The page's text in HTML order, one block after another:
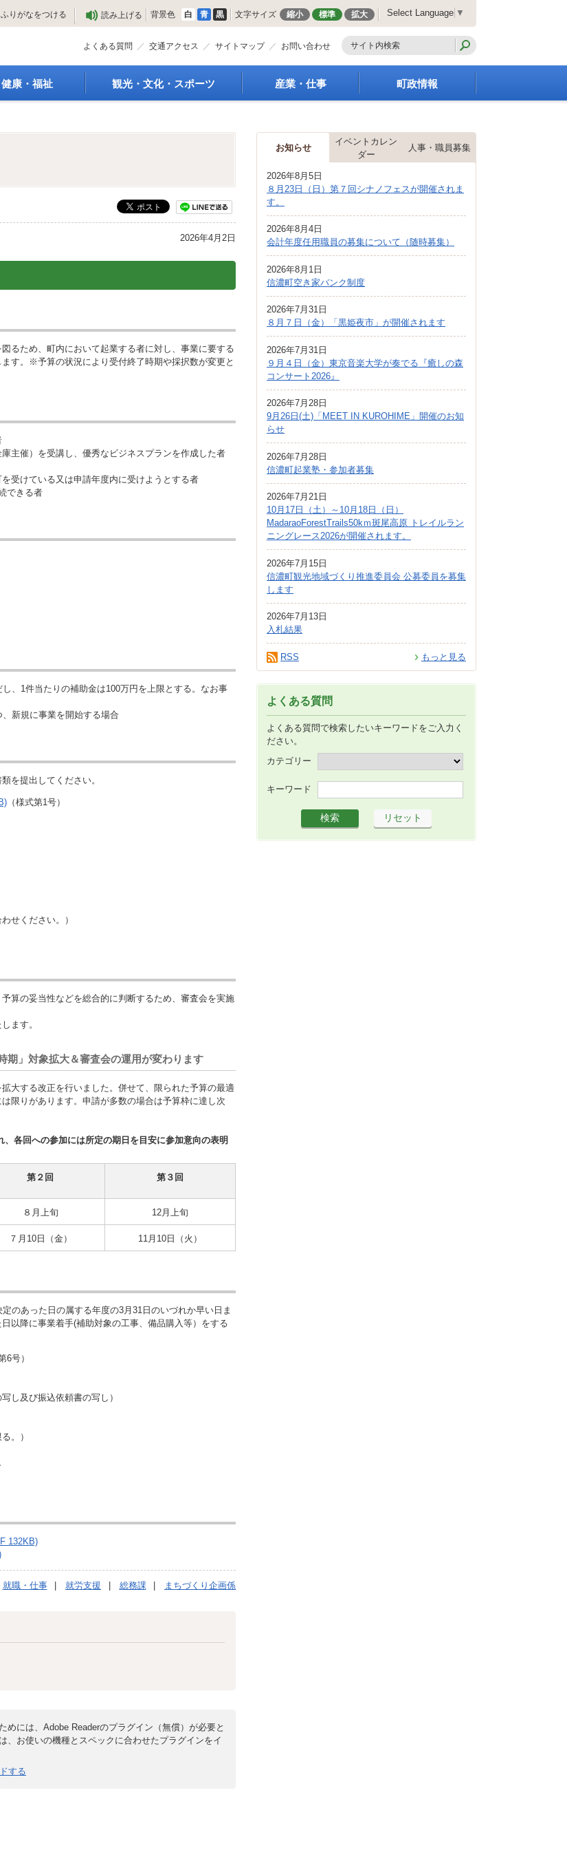
ふりがなをつける 読み上げる 背景色 白 青 黒 文字サイズ 縮小 標準 拡大 Select Language ▼
よくある質問 交通アクセス サイトマップ お問い合わせ
健康・福祉
療
観光・文化・スポーツ
スポーツ
産業・仕事
商工業振興
届出・証明・法令・規
企業の税金
入札・契約
指定管理者制度
求人情報
町政情報
庁舎案内
町長の部屋
都市整備
広報しなの
町制70周年記念
2026年4月2日
るため、町内において起業する者に対し、事業に要する
す。※予算の状況により受付終了時期や採択数が変更と
庫主催）を受講し、優秀なビジネスプランを作成した者
受けている又は申請年度内に受けようとする者
できる者
、1件当たりの補助金は100万円を上限とする。なお事
新規に事業を開始する場合
を提出してください。
（様式第1号）
せください。）
算の妥当性などを総合的に判断するため、審査会を実施
ます。
期」対象拡大＆審査会の運用が変わります
大する改正を行いました。併せて、限られた予算の最適
限りがあります。申請が多数の場合は予算枠に達し次
各回への参加には所定の期日を目安に参加意向の表明
第２回 第３回
８月上旬 12月上旬
７月10日（金） 11月10日（火）
のあった日の属する年度の3月31日のいづれか早い日ま
以降に事業着手(補助対象の工事、備品購入等）をする
6号）
し及び振込依頼書の写し）
。）
132KB)
就職・仕事 就労支援 総務課 まちづくり企画係
めには、Adobe Readerのプラグイン（無償）が必要と
、お使いの機種とスペックに合わせたプラグインをイ
する
お知らせ
イベントカレン
ダー
人事・職員募集
2026年8月5日
８月23日（日）第７回シナノフェスが開催されま
す。
2026年8月4日
会計年度任用職員の募集について（随時募集）
2026年8月1日
信濃町空き家バンク制度
2026年7月31日
８月７日（金）「黒姫夜市」が開催されます
2026年7月31日
９月４日（金）東京音楽大学が奏でる『癒しの森
コンサート2026』
2026年7月28日
9月26日(土)「MEET IN KUROHIME」開催のお知
らせ
2026年7月28日
信濃町起業塾・参加者募集
2026年7月21日
10月17日（土）～10月18日（日）
MadaraoForestTrails50kｍ斑尾高原 トレイルラン
ニングレース2026が開催されます。
2026年7月15日
信濃町観光地域づくり推進委員会 公募委員を募集
します
2026年7月13日
入札結果
もっと見る
RSS
よくある質問
よくある質問で検索したいキーワードをご入力く
ださい。
カテゴリー
キーワード